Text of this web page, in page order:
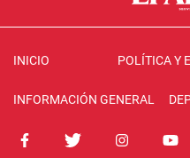
INICIO POLÍTICA Y
INFORMACIÓN GENERAL